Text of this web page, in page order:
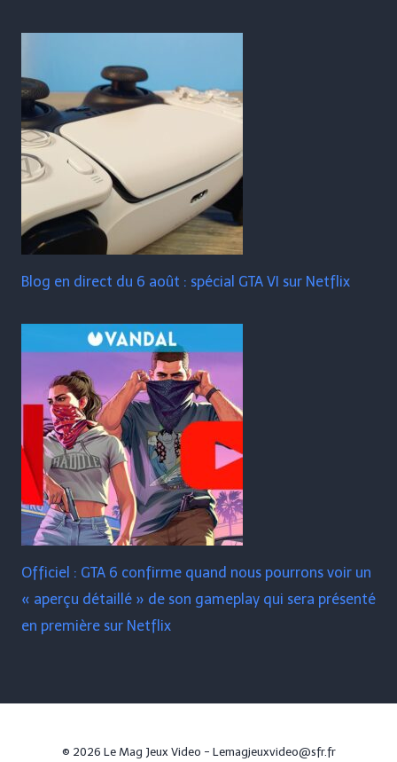
Blog en direct du 6 août : spécial GTA VI sur Netflix
Officiel : GTA 6 confirme quand nous pourrons voir un
« aperçu détaillé » de son gameplay qui sera présenté
en première sur Netflix
© 2026 Le Mag Jeux Video - Lemagjeuxvideo@sfr.fr